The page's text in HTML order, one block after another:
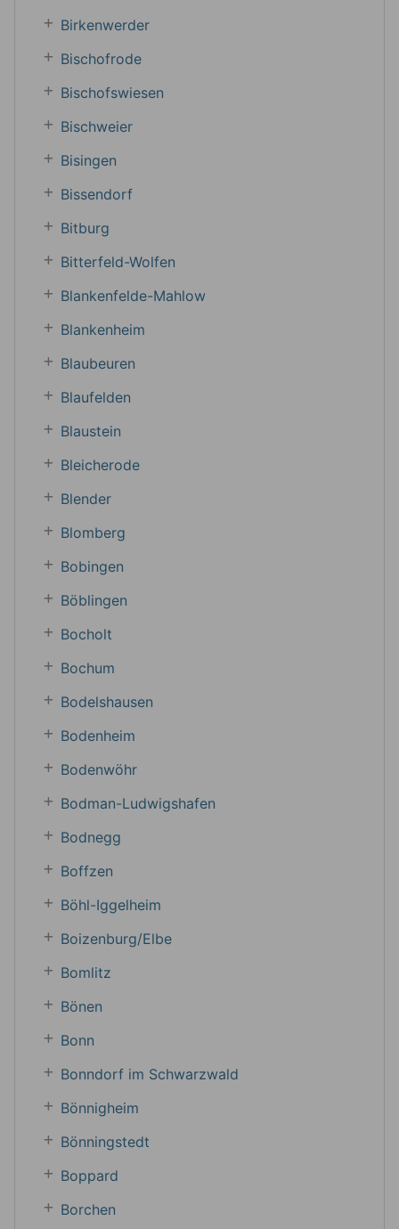
Birkenwerder
Bischofrode
Bischofswiesen
Bischweier
Bisingen
Bissendorf
Bitburg
Bitterfeld-Wolfen
Blankenfelde-Mahlow
Blankenheim
Blaubeuren
Blaufelden
Blaustein
Bleicherode
Blender
Blomberg
Bobingen
Böblingen
Bocholt
Bochum
Bodelshausen
Bodenheim
Bodenwöhr
Bodman-Ludwigshafen
Bodnegg
Boffzen
Böhl-Iggelheim
Boizenburg/Elbe
Bomlitz
Bönen
Bonn
Bonndorf im Schwarzwald
Bönnigheim
Bönningstedt
Boppard
Borchen